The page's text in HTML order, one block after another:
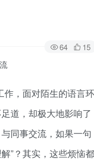
64 15
作，面对陌生的语言环
道，却极大地影响了
同事交流，如果一句
”？其实，这些烦恼都